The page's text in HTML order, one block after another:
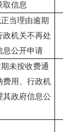
取信息
当理由逾期
政机关不再处
息公开申请
未按收费通
费用、行政机
其政府信息公